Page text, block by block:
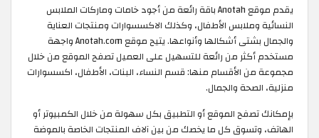
يقدم موقع Anotah باقة رائعة من أجود خامات وماركات الملابس
النسائية وملابس الأطفال، وكذلك الاكسسوارات ومنتجات العناية
والجمال بشتى أشكالها وأنواعها. يتيح موقع Anotah.com واجهة
مستخدم أكثر من رائعة للتسهيل على العميل تصفح الموقع من خلال
مجموعة من الأقسام منها: قسم النساء، البنات، الأطفال، اكسسوارات
منزلية، الصحة والجمال.
بإمكانك تصفح الموقع أو التطبيق بكل سهولة من خلال الكمبيوتر أو
الهاتف، وتسوق كل ما يخصك من بين آلاف المنتجات الخاصة بالموضة